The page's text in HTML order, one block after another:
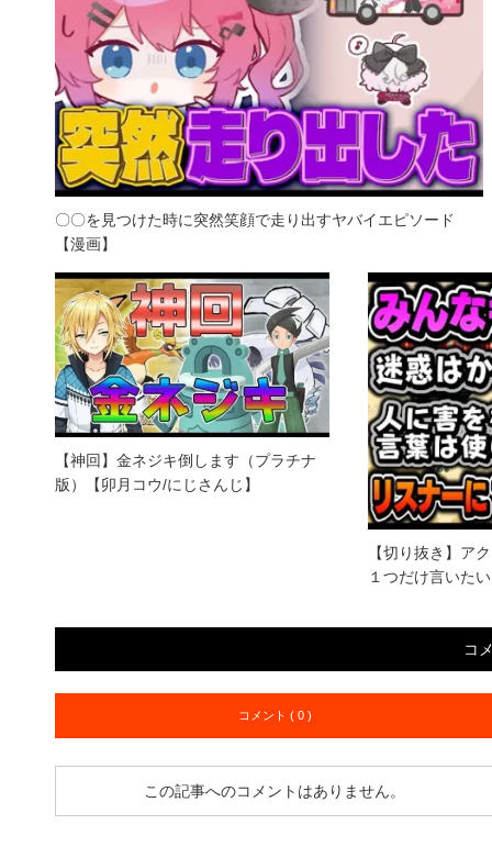
〇〇を見つけた時に突然笑顔で走り出すヤバイエピソード
【漫画】
【神回】金ネジキ倒します（プラチナ
版）【卯月コウ/にじさんじ】
【切り抜き】ア
１つだけ言いた
コ
コメント ( 0 )
この記事へのコメントはありません。